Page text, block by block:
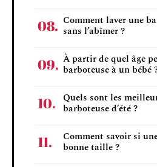
Comment laver une
sans l’abîmer ?
À partir de quel âge
barboteuse à un bébé
Quels sont les
barboteuse d’été ?
Comment savoir si
bonne taille ?